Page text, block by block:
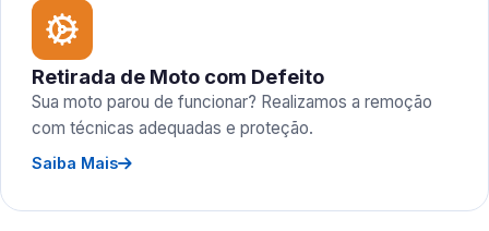
Retirada de Moto com Defeito
Sua moto parou de funcionar? Realizamos a remoção
com técnicas adequadas e proteção.
Saiba Mais